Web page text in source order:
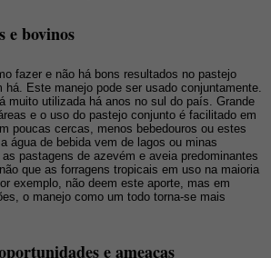
e bovinos
fazer e não há bons resultados no pastejo
Este manejo pode ser usado conjuntamente.
muito utilizada há anos no sul do país. Grande
e o uso do pastejo conjunto é facilitado em
poucas cercas, menos bebedouros ou estes
água de bebida vem de lagos ou minas
pastagens de azevém e aveia predominantes
que as forragens tropicais em uso na maioria
exemplo, não deem este aporte, mas em
o manejo como um todo torna-se mais
e ameaças